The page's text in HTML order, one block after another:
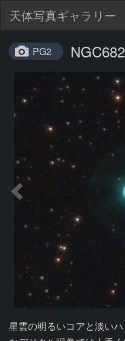
天体写真ギャラリー
PG2
星雲の明るいコアと淡い